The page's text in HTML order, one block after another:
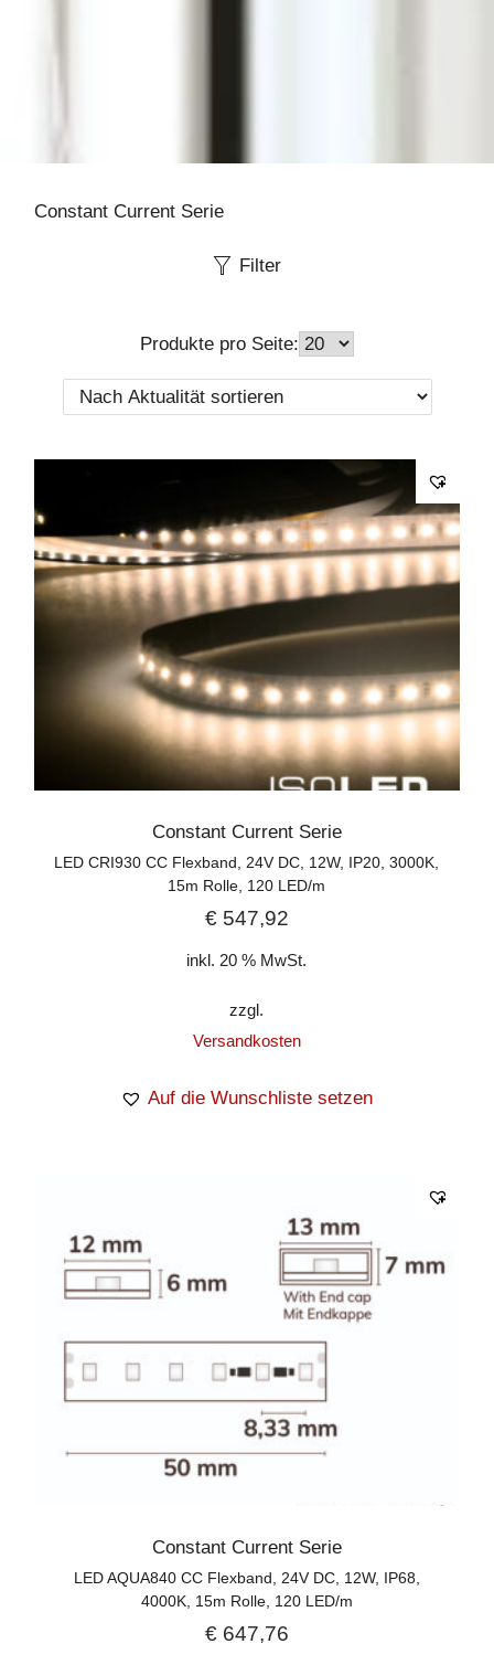
Constant Current Serie
Filter
Produkte pro Seite:
Constant Current Serie
LED CRI930 CC Flexband, 24V DC, 12W, IP20, 3000K,
15m Rolle, 120 LED/m
€547,92
inkl. 20 % MwSt.
zzgl.
Versandkosten
Auf die Wunschliste setzen
Constant Current Serie
LED AQUA840 CC Flexband, 24V DC, 12W, IP68,
4000K, 15m Rolle, 120 LED/m
€647,76